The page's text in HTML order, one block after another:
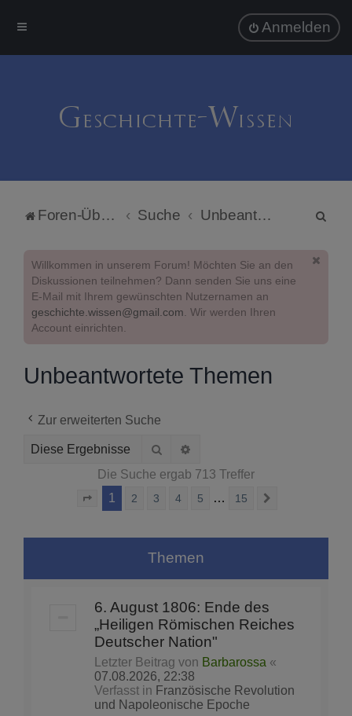
Anmelden
Foren-Übersicht Suche Unbeantwortete Themen
Willkommen in unserem Forum! Möchten Sie an den
Diskussionen teilnehmen? Dann senden Sie uns eine
E-Mail mit Ihrem gewünschten Nutzernamen an
geschichte.wissen@gmail.com. Wir werden Ihren
Account einrichten.
Unbeantwortete Themen
Zur erweiterten Suche
Suche
Die Suche ergab 713 Treffer
Seite von 15
1 2 3 4 5 … 15
Themen
6. August 1806: Ende des
„Heiligen Römischen Reiches
Deutscher Nation"
Letzter Beitrag von Barbarossa «
07.08.2026, 22:38
Verfasst in Französische Revolution
und Napoleonische Epoche